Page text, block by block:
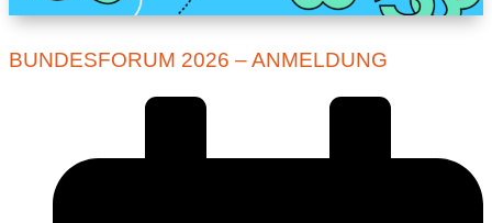
BUNDESFORUM 2026 – ANMELDUNG